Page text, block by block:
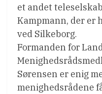
et andet
Kampmann, der er
ved Silkeborg.
Formanden for
Sørensen er enig
menighedsrådene